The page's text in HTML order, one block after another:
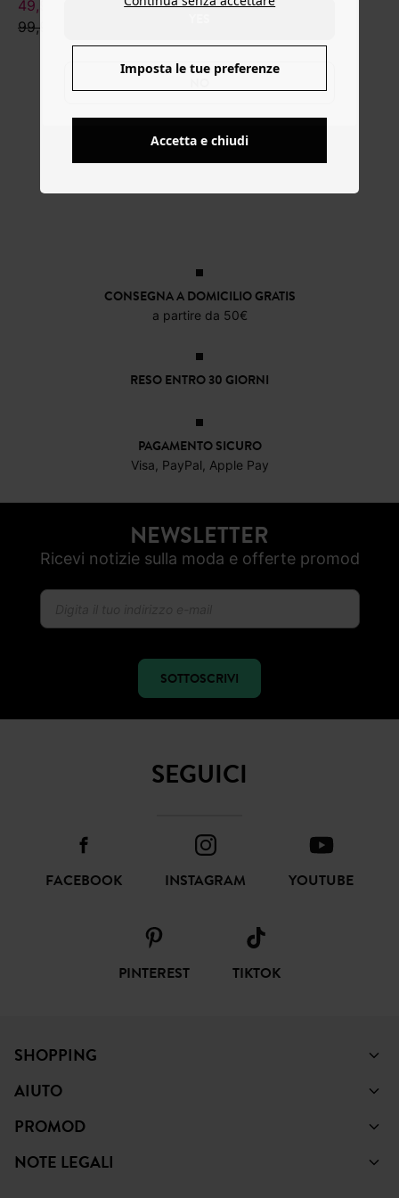
49,99 €
99,99 €
CONSEGNA A DOMICILIO GRATIS
a partire da 50€
RESO ENTRO 30 GIORNI
PAGAMENTO SICURO
Visa, PayPal, Apple Pay
NEWSLETTER
Ricevi notizie sulla moda e offerte promod
SOTTOSCRIVI
SEGUICI
FACEBOOK INSTAGRAM YOUTUBE
PINTEREST TIKTOK
SHOPPING
AIUTO
PROMOD
NOTE LEGALI
Imposta le tue preferenze
Accetta e chiudi